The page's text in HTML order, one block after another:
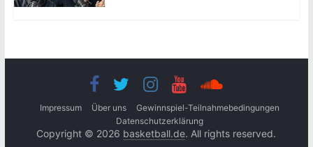
Impressum Über uns
Gewinnspiel-Teilnahmebedingungen
Datenschutzerklärung
Copyright © 2026 basketball.de. All rights reserved.